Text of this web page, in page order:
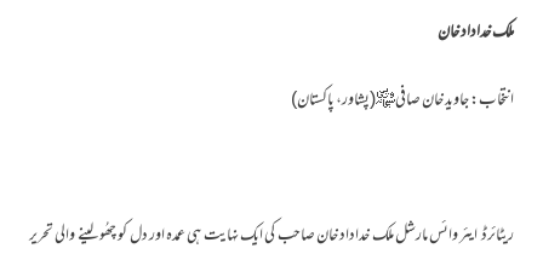
ملک خداداد خان
انتخاب: جاوید خان صافی﷾(پشاور، پاکستان)
ریٹائرڈ ایئر وائس مارشل ملک خداداد خان صاحب کی ایک نہایت ہی عمدہ اور دل کو چھُو لینے والی تحریر